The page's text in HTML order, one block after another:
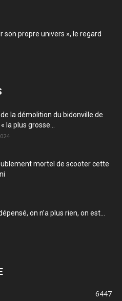
son propre univers », le regard
la démolition du bidonville de
la plus grosse...
mortel de scooter cette
on n’a plus rien, on est...
6447